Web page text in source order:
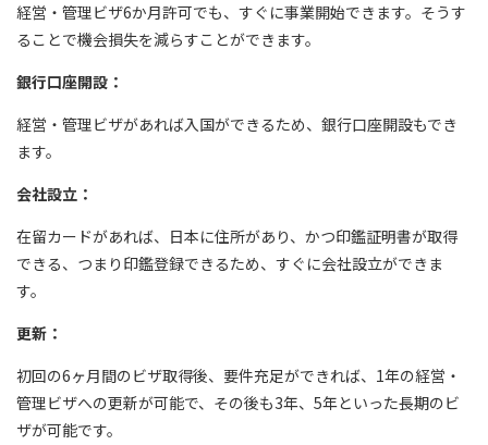
経営・管理ビザ6か月許可でも、すぐに事業開始できます。そうす
ることで機会損失を減らすことができます。
銀行口座開設：
経営・管理ビザがあれば入国ができるため、銀行口座開設もでき
ます。
会社設立：
在留カードがあれば、日本に住所があり、かつ印鑑証明書が取得
できる、つまり印鑑登録できるため、すぐに会社設立ができま
す。
更新：
初回の6ヶ月間のビザ取得後、要件充足ができれば、1年の経営・
管理ビザへの更新が可能で、その後も3年、5年といった長期のビ
ザが可能です。